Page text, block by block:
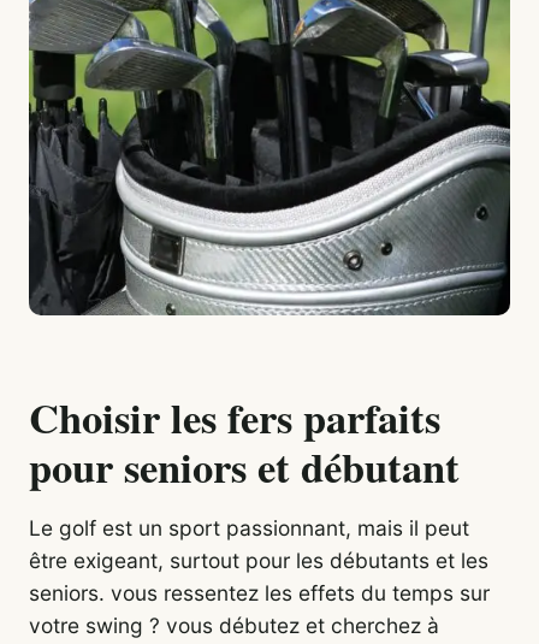
Choisir les fers parfaits
pour seniors et débutant
Le golf est un sport passionnant, mais il peut
être exigeant, surtout pour les débutants et les
seniors. vous ressentez les effets du temps sur
votre swing ? vous débutez et cherchez à